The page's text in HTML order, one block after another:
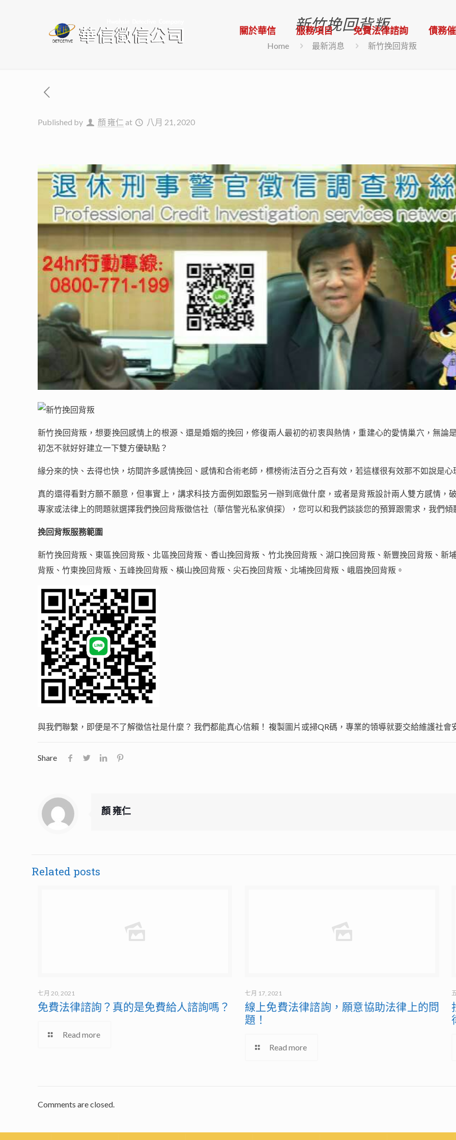
關於華信 服務項目 免費法律諮詢 債務
新竹挽回背叛
Home 最新消息 新竹挽回背叛
Published by 顏 雍仁 at 八月 21, 2020
新竹挽回背叛，想要挽回感情上的根源、還是婚姻的挽回，修復兩人最初的初衷與熱情，重建心的愛情巢穴，無論
初怎不就好好建立一下雙方優缺點？
緣分來的快、去得也快，坊間許多感情挽回、感情和合術老師，標榜術法百分之百有效，若這樣很有效那不如說是心
真的還得看對方願不願意，但事實上，講求科技方面例如跟監另一辦到底做什麼，或者是背叛設計兩人雙方感情，
專家或法律上的問題就選擇我們挽回背叛徵信社（華信警光私家偵探），您可以和我們談談您的預算跟需求，我們
挽回背叛服務範圍
新竹挽回背叛、東區挽回背叛、北區挽回背叛、香山挽回背叛、竹北挽回背叛、湖口挽回背叛、新豐挽回背叛、新
背叛、竹東挽回背叛、五峰挽回背叛、橫山挽回背叛、尖石挽回背叛、北埔挽回背叛、峨眉挽回背叛。
與我們聯繫，即便是不了解徵信社是什麼？ 我們都能真心信賴！ 複製圖片或掃QR碼，專業的領導就要交給維護社會
Share
顏 雍仁
Related posts
七月 20, 2021
免費法律諮詢？真的是免費給人諮詢嗎？
Read more
七月 17, 2021
線上免費法律諮詢，願意協助法律上的問
題！
Read more
Comments are closed.